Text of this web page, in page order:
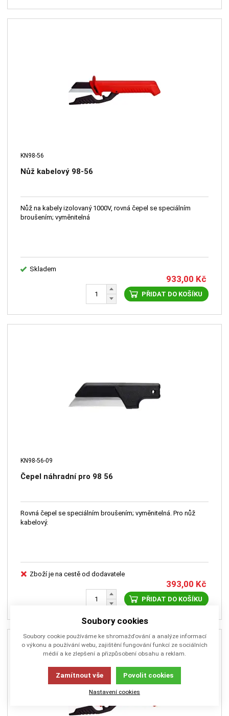
KN98-56
Nůž kabelový 98-56
Nůž na kabely izolovaný 1000V, rovná čepel se speciálním
broušením; vyměnitelná
Skladem
933,00 Kč
PŘIDAT DO KOŠÍKU
KN98-56-09
Čepel náhradní pro 98 56
Rovná čepel se speciálním broušením; vyměnitelná. Pro nůž
kabelový.
Zboží je na cestě od dodavatele
393,00 Kč
PŘIDAT DO KOŠÍKU
Soubory cookies
Soubory cookie používáme ke shromažďování a analýze informací
o výkonu a používání webu, zajištění fungování funkcí ze sociálních
médií a ke zlepšení a přizpůsobení obsahu a reklam.
Zamítnout vše Povolit cookies
Nastavení cookies